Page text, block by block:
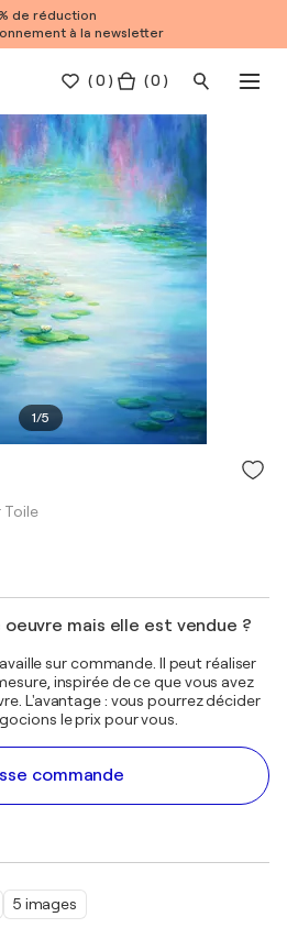
de réduction
à la newsletter
(0 ) ( 0 )
1/5
5 images
Toile
mais elle est vendue ?
sur commande. Il peut réaliser
inspirée de ce que vous avez
L'avantage : vous pourrez décider
le prix pour vous.
commande